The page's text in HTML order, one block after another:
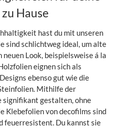
Hause
hast du mit unseren
sind schlichtweg ideal, um alte
Look, beispielsweise á la
eignen sich als
ebenso gut wie die
Mithilfe der
signifikant gestalten, ohne
Klebefolien von decofilms sind
feuerresistent. Du kannst sie